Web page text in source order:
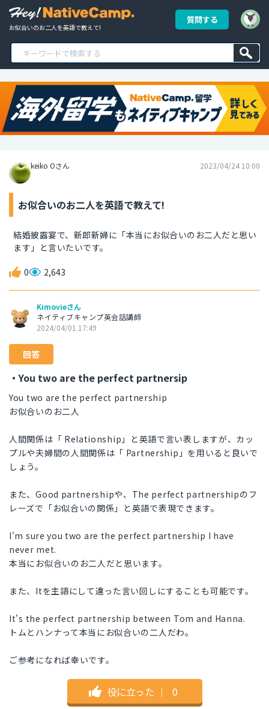
お似合いのお二人を英語で教えて!
質問する
keiko Oさん 2023/04/24 10:00
お似合いのお二人を英語で教えて!
結婚披露宴で、新郎新婦に「本当にお似合いのお二人だと思い
ます」と言いたいです。
0 2,643
Kimovieさん
ネイティブキャンプ英会話講師
2024/04/01 17:49
回答
・You two are the perfect partnersip
You two are the perfect partnership
お似合いのお二人
人間関係は「 Relationship」と英語で言い表しますが、カッ
プルや夫婦間の人間関係は「 Partnership」を用いると良いで
しょう。
また、Good partnershipや、The perfect partnershipのフ
レーズで「お似合いの関係」と英語で表現できます。
I'm sure you two are the perfect partnership I have
never met.
本当にお似合いのお二人だと思います。
また、Itを主語にして違った言い回しにすることも可能です。
It's the perfect partnership between Tom and Hanna.
トムとハンナって本当にお似合いの二人だわ。
ご参考になれば幸いです。
役に立った ｜ 0